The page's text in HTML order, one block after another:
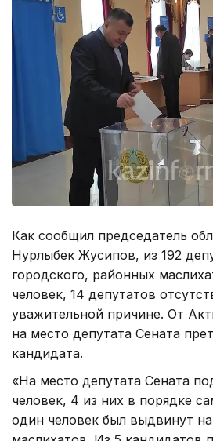
Как сообщил председатель
Нурлыбек Жусипов, из 192
городского, районных
человек, 14 депутатов
уважительной причине. От
на место депутата Сената
кандидата.
«На место депутата Сената
человек, 4 из них в порядке
один человек был выдвинут